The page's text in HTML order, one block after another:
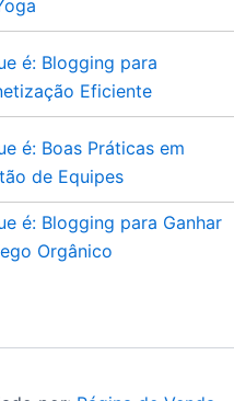
é: Blogging para
Eficiente
é: Boas Práticas em
de Equipes
é: Blogging para Ganhar
Orgânico